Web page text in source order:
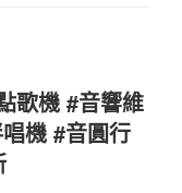
歌機 #音響維
機 #音圓行